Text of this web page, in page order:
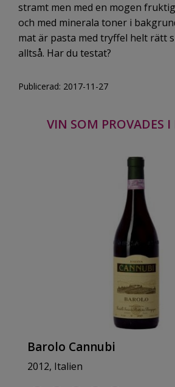
stramt men med en mogen
och med minerala toner i
mat är pasta med tryffel helt rätt
alltså. Har du testat?
Publicerad: 2017-11-27
VIN SOM PROVADES I
Barolo Cannubi
2012, Italien